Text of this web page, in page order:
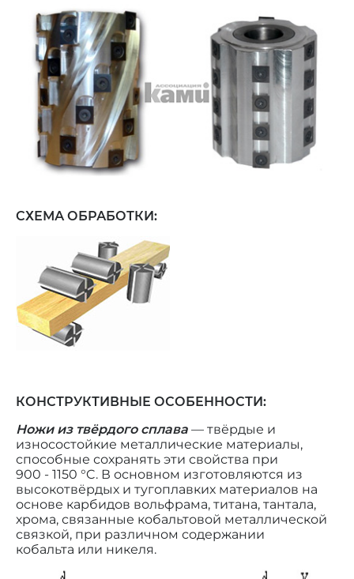
СХЕМА ОБРАБОТКИ:
КОНСТРУКТИВНЫЕ ОСОБЕННОСТИ:
Ножи из твёрдого сплава — твёрдые и
износостойкие металлические материалы,
способные сохранять эти свойства при
900 - 1150 °C. В основном изготовляются из
высокотвёрдых и тугоплавких материалов на
основе карбидов вольфрама, титана, тантала,
хрома, связанные кобальтовой металлической
связкой, при различном содержании
кобальта или никеля.